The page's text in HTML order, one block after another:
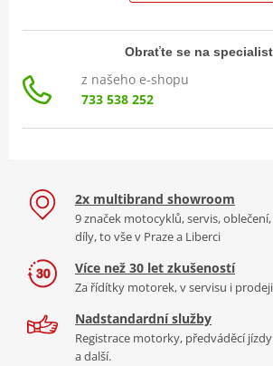
Obraťte se na
z našeho e-shopu
733 538 252
2x multibrand showroom
9 značek motocyklů, servis,
díly, to vše v Praze a Liberci
Více než 30 let zkušeností
Za řídítky motorek, v servisu i
Nadstandardní služby
Registrace motorky, předváděcí
a další.